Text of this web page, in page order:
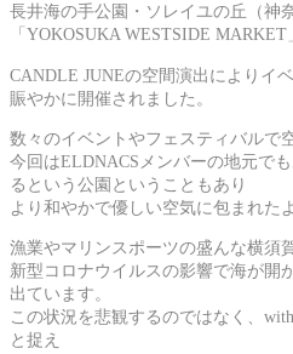
長井海の手公園・ソレイユの丘（神
「YOKOSUKA WESTSIDE MARKET
CANDLE JUNEの空間演出によりイ
賑やかに開催されました。
数々のイベントやフェスティバルで
今回はELDNACSメンバーの地元で
るという公園ということもあり
より和やかで優しい空気に包まれた
漁業やマリンスポーツの盛んな横須
新型コロナウイルスの影響で海が開
出ています。
この状況を悲観するのではなく、
と捉え